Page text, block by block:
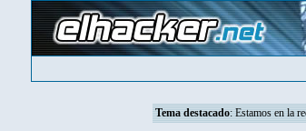
Tema destacado: Estamos en la